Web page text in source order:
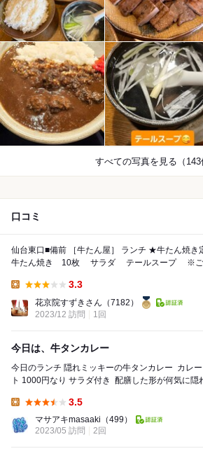
すべての写真を見る（143
口コミ
仙台東口■備前 ［牛たん屋］ ランチ ★牛たん焼き定食 1,200円(税込)
牛たん焼き 10枚 サラダ テールスープ ※ご飯大盛り＋100円 ※
3.3
花京院すずきさん （7182）
2023/12 訪問
1回
今日は、牛タンカレー
今日のランチ⁡ ⁡隠れミッキーの牛タンカレー⁡ ⁡⁡ ⁡カレーとテールスープのセッ
ト⁡ ⁡1000円なり⁡ サラダ付き⁡ ⁡⁡ ⁡配膳した形
3.5
マサアキmasaaki （499）
2023/05 訪問
2回